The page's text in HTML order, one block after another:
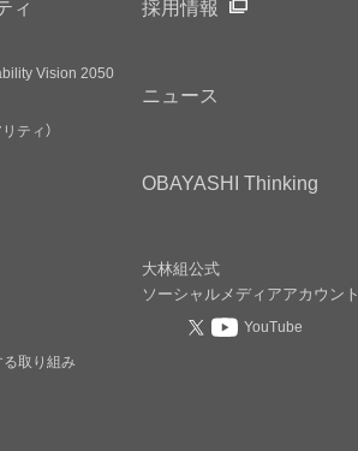
Vision 2050
ティ）
取り組み
ニュース
OBAYASHI Thinking
大林組公式
ソーシャルメディアアカウント
YouTube